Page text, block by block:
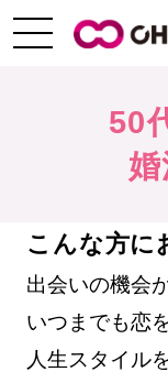
50
こんな方に
出会いの機会
いつまでも恋
人生スタイル